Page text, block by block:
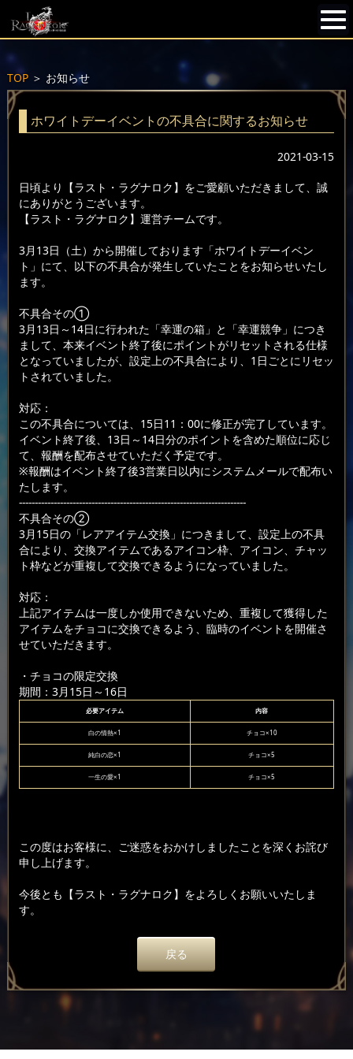
TOP＞ お知らせ
ホワイトデーイベントの不具合に関するお知らせ
2021-03-15
日頃より【ラスト・ラグナロク】をご愛顧いただきまして、誠
にありがとうございます。
【ラスト・ラグナロク】運営チームです。
3月13日（土）から開催しております「ホワイトデーイベン
ト」にて、以下の不具合が発生していたことをお知らせいたし
ます。
不具合その①
3月13日～14日に行われた「幸運の箱」と「幸運競争」につき
まして、本来イベント終了後にポイントがリセットされる仕様
となっていましたが、設定上の不具合により、1日ごとにリセッ
トされていました。
対応：
この不具合については、15日11：00に修正が完了しています。
イベント終了後、13日～14日分のポイントを含めた順位に応じ
て、報酬を配布させていただく予定です。
※報酬はイベント終了後3営業日以内にシステムメールで配布い
たします。
------------------------------------------------------------------------
不具合その②
3月15日の「レアアイテム交換」につきまして、設定上の不具
合により、交換アイテムであるアイコン枠、アイコン、チャッ
ト枠などが重複して交換できるようになっていました。
対応：
上記アイテムは一度しか使用できないため、重複して獲得した
アイテムをチョコに交換できるよう、臨時のイベントを開催さ
せていただきます。
・チョコの限定交換
期間：3月15日～16日
必要アイテム 内容
白の情熱×1 チョコ×10
純白の恋×1 チョコ×5
一生の愛×1 チョコ×5
この度はお客様に、ご迷惑をおかけしましたことを深くお詫び
申し上げます。
今後とも【ラスト・ラグナロク】をよろしくお願いいたしま
す。
戻る